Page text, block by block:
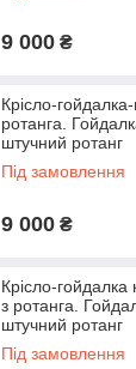
9 000 ₴
Крісло-
ротанга.
штучний ротанг
Під замовлення
9 000 ₴
Крісло-
з ротанга.
штучний ротанг
Під замовлення